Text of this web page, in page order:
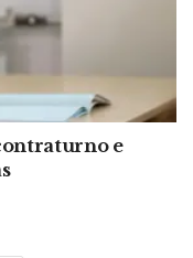
e